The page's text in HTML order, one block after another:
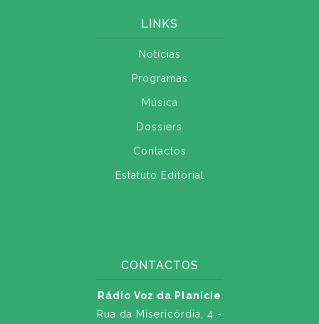
LINKS
Notícias
Programas
Música
Dossiers
Contactos
Estatuto Editorial
CONTACTOS
Rádio Voz da Planície
Rua da Misericórdia, 4 -